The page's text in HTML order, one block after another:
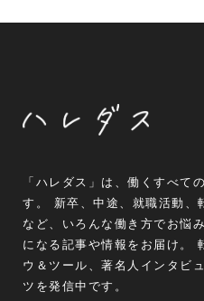
「ハレダス」は、働くすべて
す。 新卒、中途、就職活動、
など、いろんな働き方でお悩
になる記事や情報をお届け。
ウ＆ツール、著名人インタビ
ツを発信中です。